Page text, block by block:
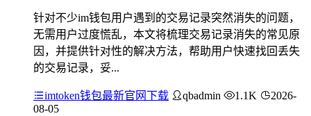
针对不少im钱包用户遇到的交易记录突然消失的问题，
无需用户过度慌乱，本文将梳理交易记录消失的常见原
因，并提供针对性的解决方法，帮助用户快速找回丢失
的交易记录，妥...
imtoken钱包最新官网下载 qbadmin 1.1K
2026-
08-05